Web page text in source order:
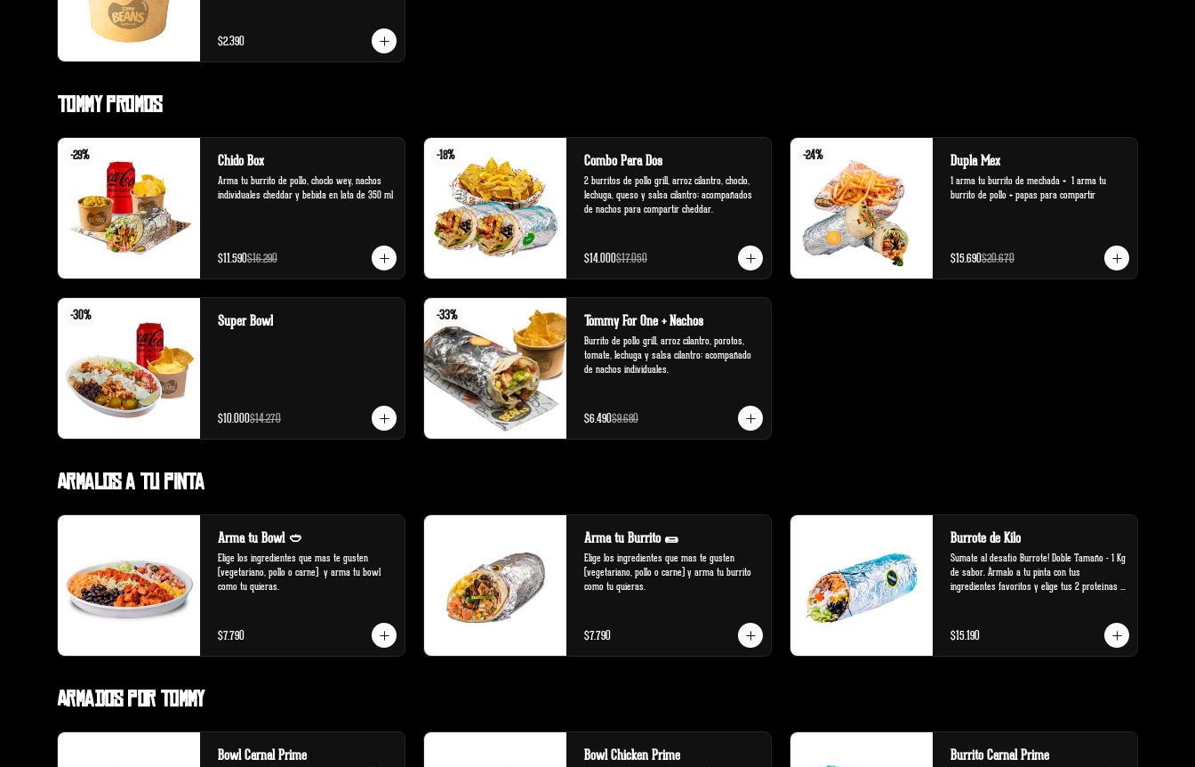
$2.390
Tommy Promos
-29% Chido Box
Arma tu burrito de pollo, choclo wey, nachos
individuales cheddar y bebida en lata de 350 ml
$11.590$16.290
-18% Combo Para Dos
2 burritos de pollo grill, arroz cilantro, choclo,
lechuga, queso y salsa cilantro; acompañados
de nachos para compartir cheddar.
$14.000$17.050
-24% Dupla Mex
1 arma tu burrito de mechada +  1 arma tu
burrito de pollo + papas para compartir
$15.690$20.670
-30% Super Bowl
$10.000$14.270
-33% Tommy For One + Nachos
Burrito de pollo grill, arroz cilantro, porotos,
tomate, lechuga y salsa cilantro; acompañado
de nachos individuales.
$6.490$9.680
Armalos a tu pinta
Arma tu Bowl 🥙
Elige los ingredientes que mas te gusten
(vegetariano, pollo o carne)  y arma tu bowl
como tu quieras.
$7.790
Arma tu Burrito 🌯
Elige los ingredientes que mas te gusten
(vegetariano, pollo o carne) y arma tu burrito
como tu quieras.
$7.790
Burrote de Kilo
Sumate al desafío Burrote! Doble Tamaño - 1 Kg
de sabor. Ármalo a tu pinta con tus
ingredientes favoritos y elige tus 2 proteínas
$15.190
Armados por Tommy
Bowl Carnal Prime Bowl Chicken Prime Burrito Carnal Prime